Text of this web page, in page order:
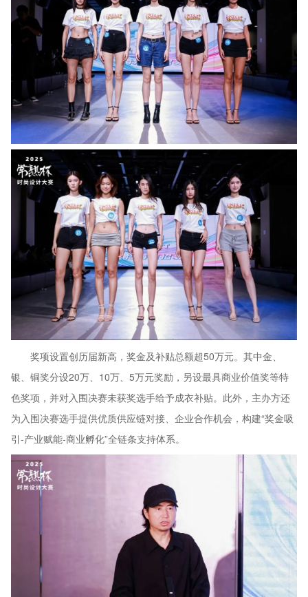
奖项设置创历届新高，奖金及补贴总额超50万元。其中金、
银、铜奖分设20万、10万、5万元奖励，另设最具商业价值奖等特
色奖项，并对入围决赛未获奖选手给予成衣补贴。此外，主办方还
为入围决赛选手提供优质供应链对接、企业合作机会，构建“奖金吸
引-产业赋能-商业孵化”全链条支持体系。